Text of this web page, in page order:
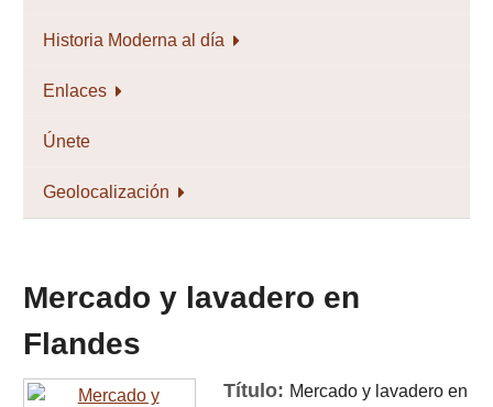
Historia Moderna al día
Enlaces
Únete
Geolocalización
Mercado y lavadero en
Flandes
Título: Mercado y lavadero en